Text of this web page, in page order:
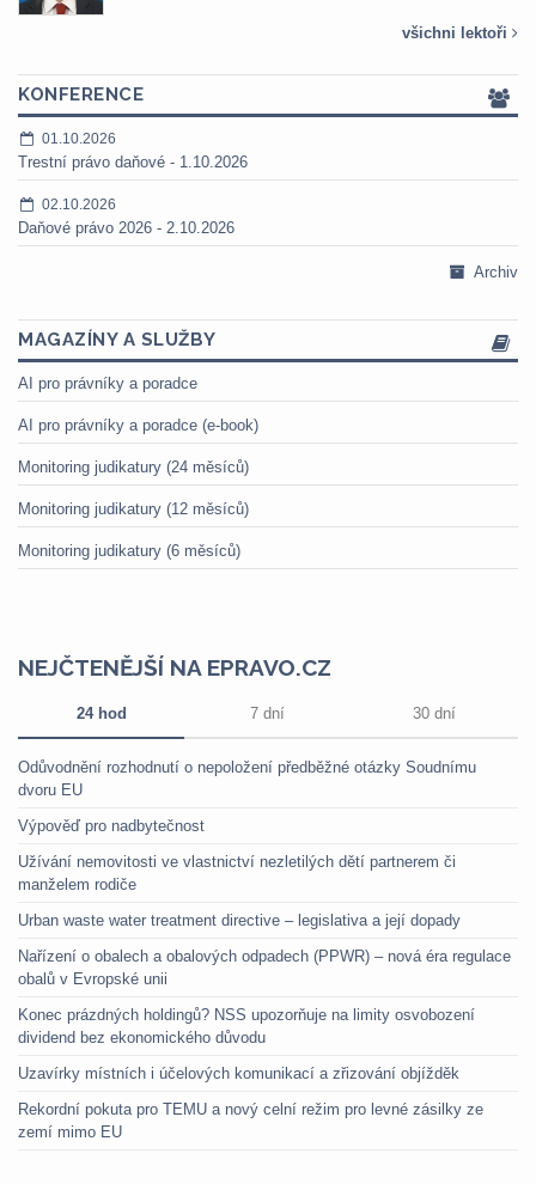
všichni lektoři
KONFERENCE
01.10.2026
Trestní právo daňové - 1.10.2026
02.10.2026
Daňové právo 2026 - 2.10.2026
Archiv
MAGAZÍNY A SLUŽBY
AI pro právníky a poradce
AI pro právníky a poradce (e-book)
Monitoring judikatury (24 měsíců)
Monitoring judikatury (12 měsíců)
Monitoring judikatury (6 měsíců)
NEJČTENĚJŠÍ NA EPRAVO.CZ
24 hod 7 dní 30 dní
Odůvodnění rozhodnutí o nepoložení předběžné otázky Soudnímu
dvoru EU
Výpověď pro nadbytečnost
Užívání nemovitosti ve vlastnictví nezletilých dětí partnerem či
manželem rodiče
Urban waste water treatment directive – legislativa a její dopady
Nařízení o obalech a obalových odpadech (PPWR) – nová éra regulace
obalů v Evropské unii
Konec prázdných holdingů? NSS upozorňuje na limity osvobození
dividend bez ekonomického důvodu
Uzavírky místních i účelových komunikací a zřizování objížděk
Rekordní pokuta pro TEMU a nový celní režim pro levné zásilky ze
zemí mimo EU